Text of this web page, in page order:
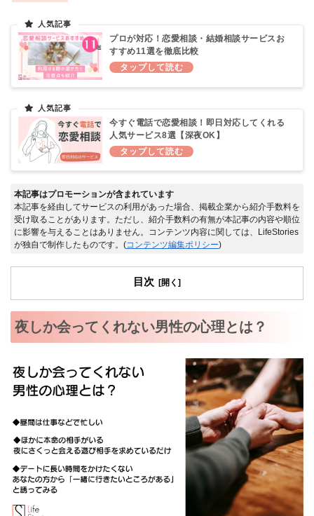
プロが対応！恋愛相談・結婚相談サービスお
すすめ11選を徹底比較
今すぐ電話で恋愛相談！即日対応してくれる
人気サービス8選【深夜OK】
本記事はプロモーションが含まれています
本記事を経由してサービスの利用があった場合、掲載企業から紹介手数料を
受け取ることがあります。ただし、紹介手数料の有無が本記事の内容や順位
に影響を与えることはありません。コンテンツ内容に関しては、LifeStories
が独自で制作したものです。(コンテンツ編集ポリシー)
目次
夜しか会ってくれない男性の心理とは？